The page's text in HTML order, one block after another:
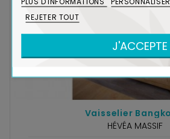
Vaisselier
HÉVÉA MASSIF
REJETER TOUT
J'ACCEPTE